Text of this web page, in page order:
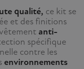
qualité, ce kit se
et des finitions
anti-
spécifique
contre les
environnements